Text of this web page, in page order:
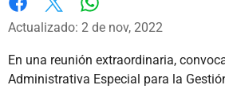
Facebook
X
Actualizado: 2 de nov, 2022
En una reunión extraordinaria,
Administrativa Especial para la